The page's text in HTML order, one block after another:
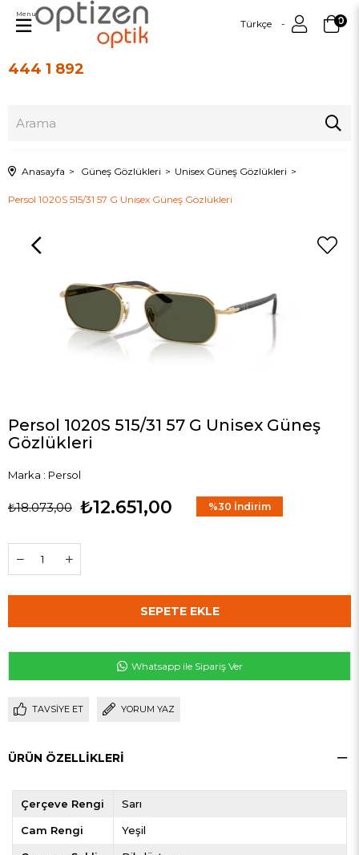
444 1 892
Türkçe 0
Menu
Anasayfa Güneş Gözlükleri Unisex Güneş Gözlükleri
Persol 1020S 515/31 57 G Unisex Güneş Gözlükleri
Persol 1020S 515/31 57 G Unisex Güneş
Gözlükleri
Marka : Persol
₺18.073,00 ₺12.651,00 %30 İndirim
Whatsapp ile Sipariş Ver
TAVSIYE ET YORUM YAZ
ÜRÜN ÖZELLIKLERI
Çerçeve Rengi Sarı
Cam Rengi Yeşil